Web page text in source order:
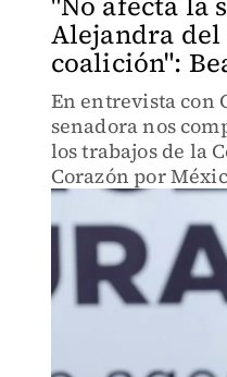
Alejandra
coalición":
En entrevista con
senadora nos
los trabajos de la
Corazón por
elecciones.